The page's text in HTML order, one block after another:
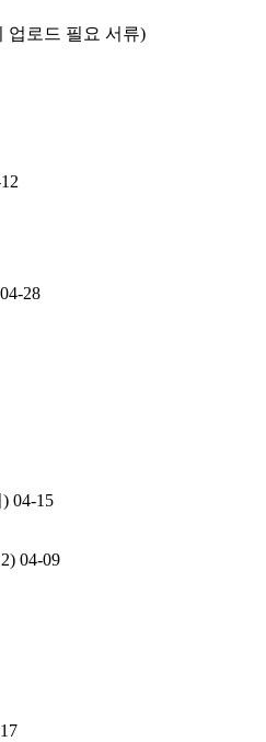
업로드 필요 서류)
04-28
) 04-15
04-09